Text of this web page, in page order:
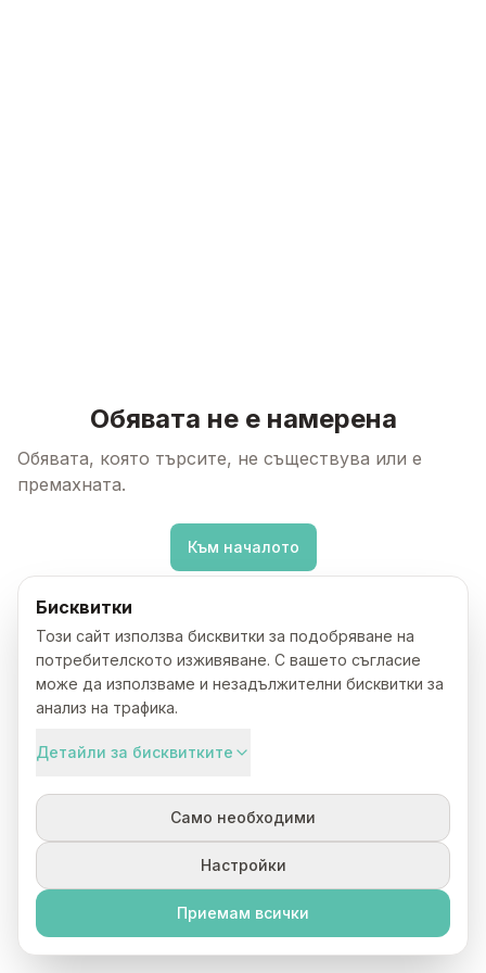
Обявата не е намерена
Обявата, която търсите, не съществува или е
премахната.
Към началото
Бисквитки
Този сайт използва бисквитки за подобряване на
потребителското изживяване. С вашето съгласие
може да използваме и незадължителни бисквитки за
анализ на трафика.
Детайли за бисквитките
Само необходими
Настройки
Приемам всички